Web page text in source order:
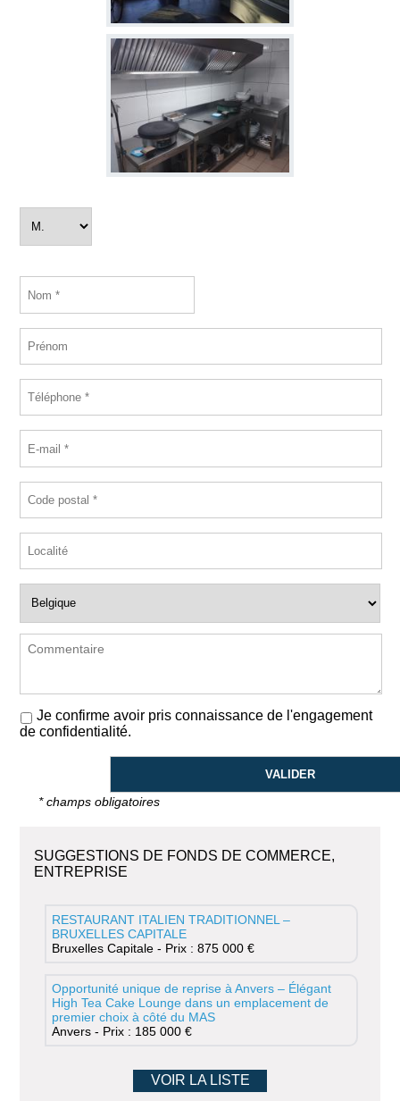
Je confirme avoir pris connaissance de l'engagement
de confidentialité.
* champs obligatoires
SUGGESTIONS DE FONDS DE COMMERCE,
ENTREPRISE
RESTAURANT ITALIEN TRADITIONNEL –
BRUXELLES CAPITALE
Bruxelles Capitale - Prix : 875 000 €
Opportunité unique de reprise à Anvers – Élégant
High Tea Cake Lounge dans un emplacement de
premier choix à côté du MAS
Anvers - Prix : 185 000 €
VOIR LA LISTE